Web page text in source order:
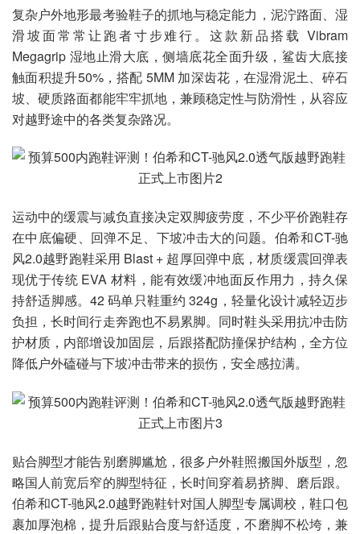
复杂户外地形最考验鞋子的抓地与稳定能力，泥泞路面、湿
滑坡面常常让跑者寸步难行。这款新品搭载 Vibram
Megagrip 湿地止滑大底，侧墙底花全面升级，鲨齿大底接
触面积提升50%，搭配 5MM 加深齿花，在湿滑泥土、碎石
坡、硬质路面都能牢牢抓地，兼顾稳定性与防滑性，从容应
对越野途中的各类复杂路况。
运动中的缓震与减负直接决定双脚疲劳度，不少平价跑鞋存
在中底偏硬、回弹不足、下坡冲击大的问题。伯希和CT-驰
风2.0越野跑鞋采用 Blast + 超厚回弹中底，材质缓震回弹表
现优于传统 EVA 材料，能有效缓冲地面反作用力，持久保
持舒适脚感。42 码单只鞋重约 324g，轻量化设计减轻迈步
负担，长时间行走奔跑也不易累脚。同时鞋头采用抗冲击防
护材质，内部增设加固层，后跟搭配防撞保护结构，全方位
降低户外磕碰与下坡冲击带来的损伤，安全感拉满。
贴合脚型才能告别磨脚尴尬，很多户外鞋照搬国外版型，忽
略国人前宽后窄的脚型特征，长时间穿着易挤脚、磨后跟。
伯希和CT-驰风2.0越野跑鞋针对国人脚型专属调校，鞋口包
裹加厚泡棉，提升后跟贴合度与舒适度，不磨脚不松垮，兼